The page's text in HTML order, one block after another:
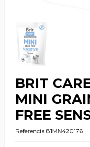
BRIT
MINI
FREE
Referencia 81MN420176